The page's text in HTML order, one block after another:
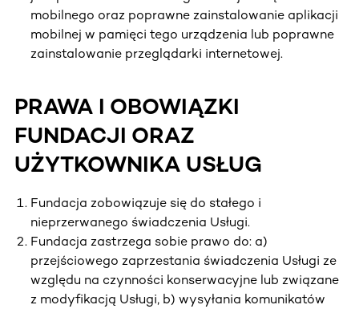
mobilnego oraz poprawne zainstalowanie aplikacji
mobilnej w pamięci tego urządzenia lub poprawne
zainstalowanie przeglądarki internetowej.
PRAWA I OBOWIĄZKI
FUNDACJI ORAZ
UŻYTKOWNIKA USŁUG
Fundacja zobowiązuje się do stałego i
nieprzerwanego świadczenia Usługi.
Fundacja zastrzega sobie prawo do: a)
przejściowego zaprzestania świadczenia Usługi ze
względu na czynności konserwacyjne lub związane
z modyfikacją Usługi, b) wysyłania komunikatów